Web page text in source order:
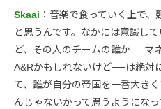
Skaai ：音楽で食っていく上で
と思うんです。なかには意識し
ど、その人のチームの誰か──マ
A&Rかもしれないけど──は絶対
て、誰が自分の帝国を一番大き
んじゃないかって思うようにな